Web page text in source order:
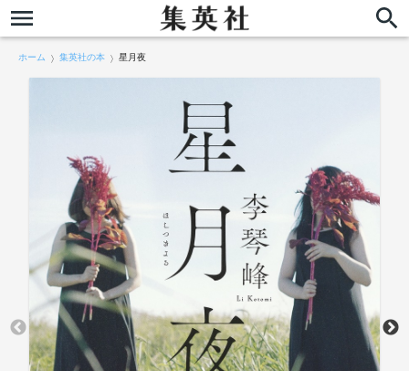
ホーム 集英社の本 星月夜